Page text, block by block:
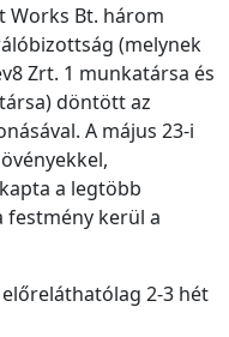
Works Bt. három
(melynek
Zrt. 1 munkatársa és
döntött az
A május 23-i
a legtöbb
festmény kerül a
2-3 hét